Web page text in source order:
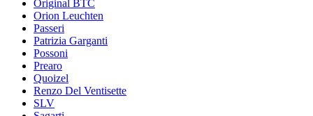
Original BTC
Orion Leuchten
Passeri
Patrizia Garganti
Possoni
Prearo
Quoizel
Renzo Del Ventisette
SLV